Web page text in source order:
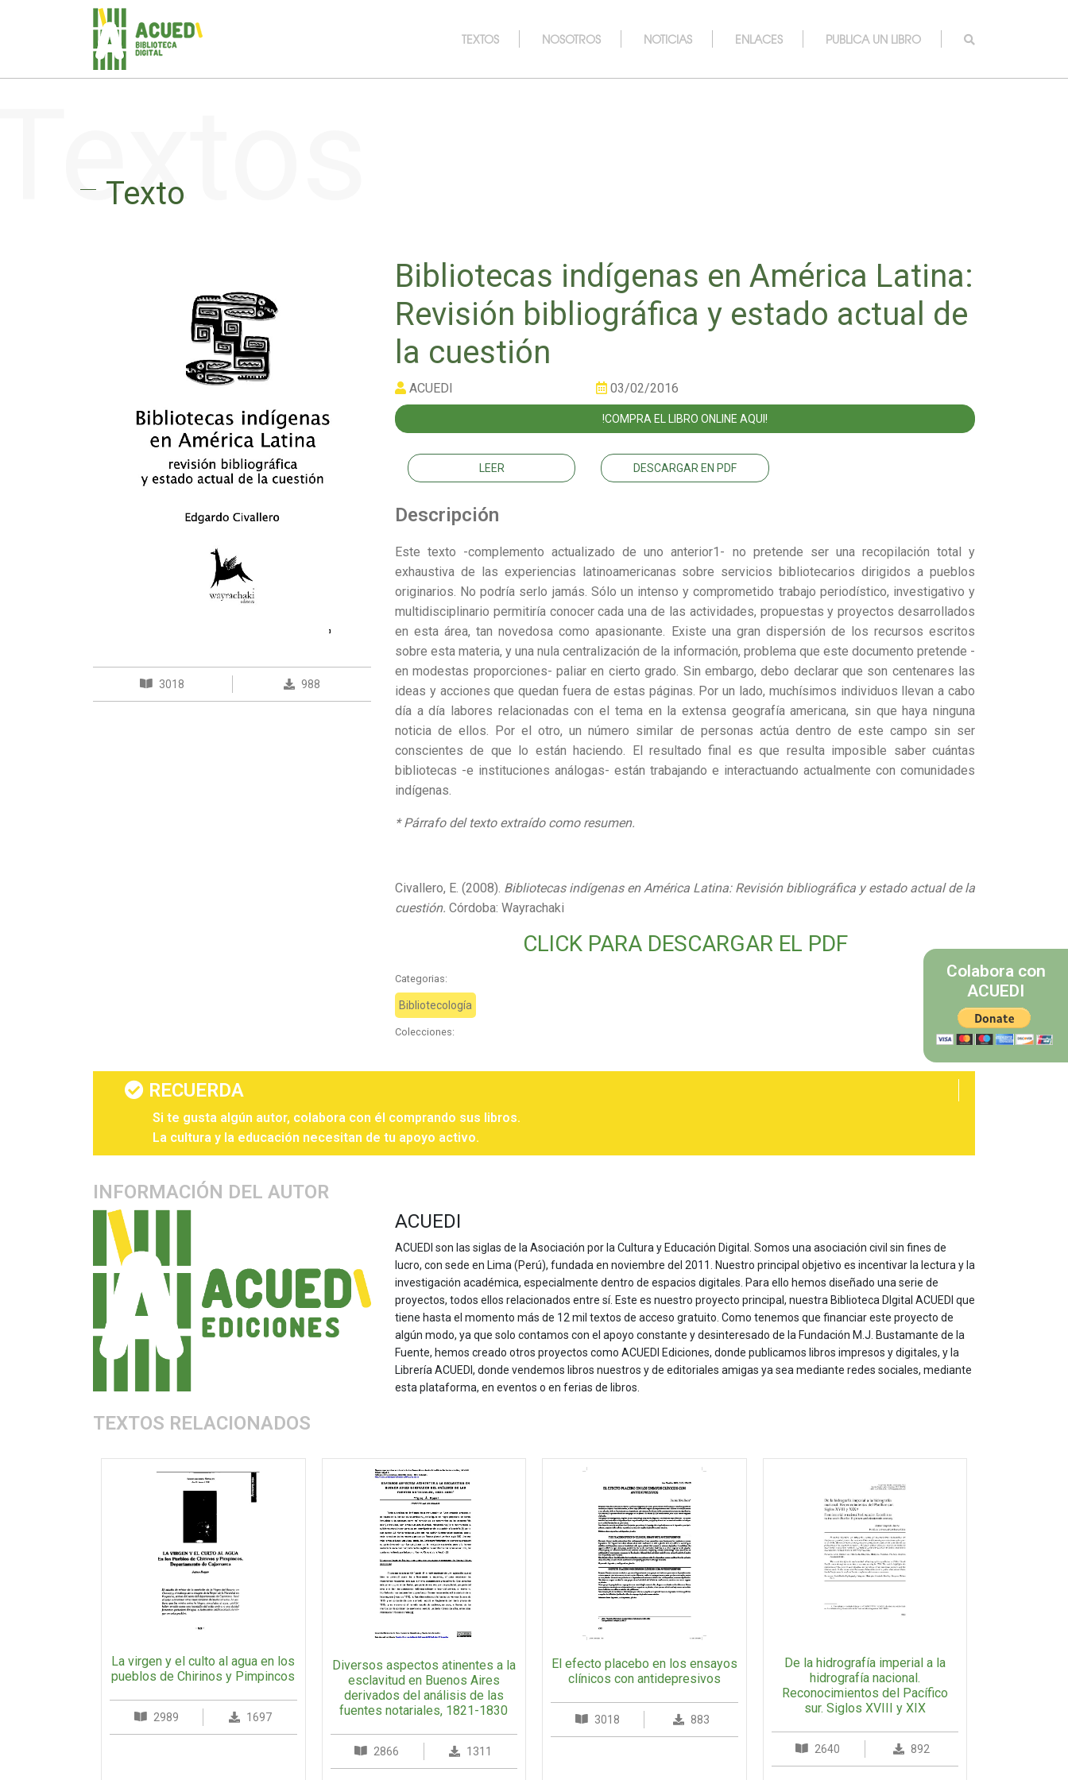
TEXTOS NOSOTROS NOTICIAS ENLACES PUBLICA UN LIBRO
Texto
3018 988
Bibliotecas indígenas en América Latina:
Revisión bibliográfica y estado actual de
la cuestión
ACUEDI 03/02/2016
!COMPRA EL LIBRO ONLINE AQUI!
LEER DESCARGAR EN PDF
Descripción
Este texto -complemento actualizado de uno anterior1- no pretende ser una recopilación total y
exhaustiva de las experiencias latinoamericanas sobre servicios bibliotecarios dirigidos a pueblos
originarios. No podría serlo jamás. Sólo un intenso y comprometido trabajo periodístico, investigativo y
multidisciplinario permitiría conocer cada una de las actividades, propuestas y proyectos desarrollados
en esta área, tan novedosa como apasionante. Existe una gran dispersión de los recursos escritos
sobre esta materia, y una nula centralización de la información, problema que este documento pretende -
en modestas proporciones- paliar en cierto grado. Sin embargo, debo declarar que son centenares las
ideas y acciones que quedan fuera de estas páginas. Por un lado, muchísimos individuos llevan a cabo
día a día labores relacionadas con el tema en la extensa geografía americana, sin que haya ninguna
noticia de ellos. Por el otro, un número similar de personas actúa dentro de este campo sin ser
conscientes de que lo están haciendo. El resultado final es que resulta imposible saber cuántas
bibliotecas -e instituciones análogas- están trabajando e interactuando actualmente con comunidades
indígenas.
* Párrafo del texto extraído como resumen.
Civallero, E. (2008). Bibliotecas indígenas en América Latina: Revisión bibliográfica y estado actual de la
cuestión. Córdoba: Wayrachaki
CLICK PARA DESCARGAR EL PDF
Categorias:
Bibliotecología
Colecciones:
RECUERDA
Si te gusta algún autor, colabora con él comprando sus libros.
La cultura y la educación necesitan de tu apoyo activo.
INFORMACIÓN DEL AUTOR
ACUEDI
ACUEDI son las siglas de la Asociación por la Cultura y Educación Digital. Somos una asociación civil sin fines de
lucro, con sede en Lima (Perú), fundada en noviembre del 2011. Nuestro principal objetivo es incentivar la lectura y la
investigación académica, especialmente dentro de espacios digitales. Para ello hemos diseñado una serie de
proyectos, todos ellos relacionados entre sí. Este es nuestro proyecto principal, nuestra Biblioteca DIgital ACUEDI que
tiene hasta el momento más de 12 mil textos de acceso gratuito. Como tenemos que financiar este proyecto de
algún modo, ya que solo contamos con el apoyo constante y desinteresado de la Fundación M.J. Bustamante de la
Fuente, hemos creado otros proyectos como ACUEDI Ediciones, donde publicamos libros impresos y digitales, y la
Librería ACUEDI, donde vendemos libros nuestros y de editoriales amigas ya sea mediante redes sociales, mediante
esta plataforma, en eventos o en ferias de libros.
TEXTOS RELACIONADOS
La virgen y el culto al agua en los
pueblos de Chirinos y Pimpincos
2989 1697
Diversos aspectos atinentes a la
esclavitud en Buenos Aires
derivados del análisis de las
fuentes notariales, 1821-1830
2866 1311
El efecto placebo en los ensayos
clínicos con antidepresivos
3018 883
De la hidrografía imperial a la
hidrografía nacional.
Reconocimientos del Pacífico
sur. Siglos XVIII y XIX
2640 892
Colabora con
ACUEDI